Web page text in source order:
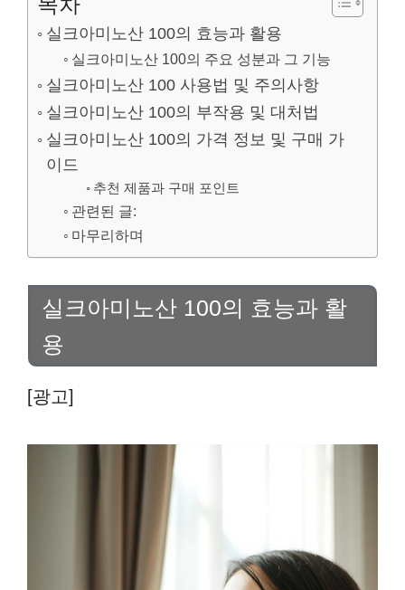
실크아미노산 100의 효능과 활용
실크아미노산 100의 주요 성분과 그 기능
실크아미노산 100 사용법 및 주의사항
실크아미노산 100의 부작용 및 대처법
실크아미노산 100의 가격 정보 및 구매 가
이드
추천 제품과 구매 포인트
관련된 글:
마무리하며
실크아미노산 100의 효능과 활
용
[광고]